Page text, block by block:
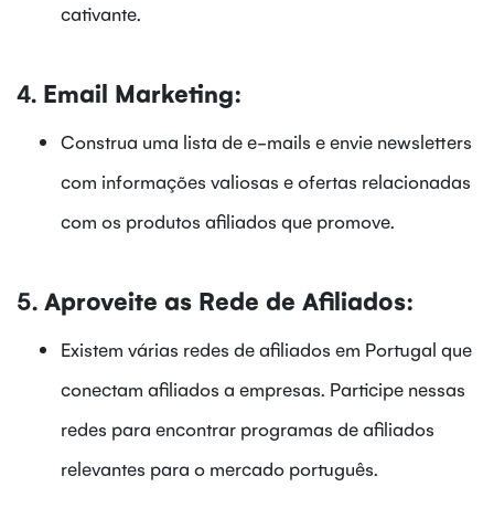
cativante.
4. Email Marketing:
Construa uma lista de e-mails e envie newsletters
com informações valiosas e ofertas relacionadas
com os produtos afiliados que promove.
5. Aproveite as Rede de Afiliados:
Existem várias redes de afiliados em Portugal que
conectam afiliados a empresas. Participe nessas
redes para encontrar programas de afiliados
relevantes para o mercado português.